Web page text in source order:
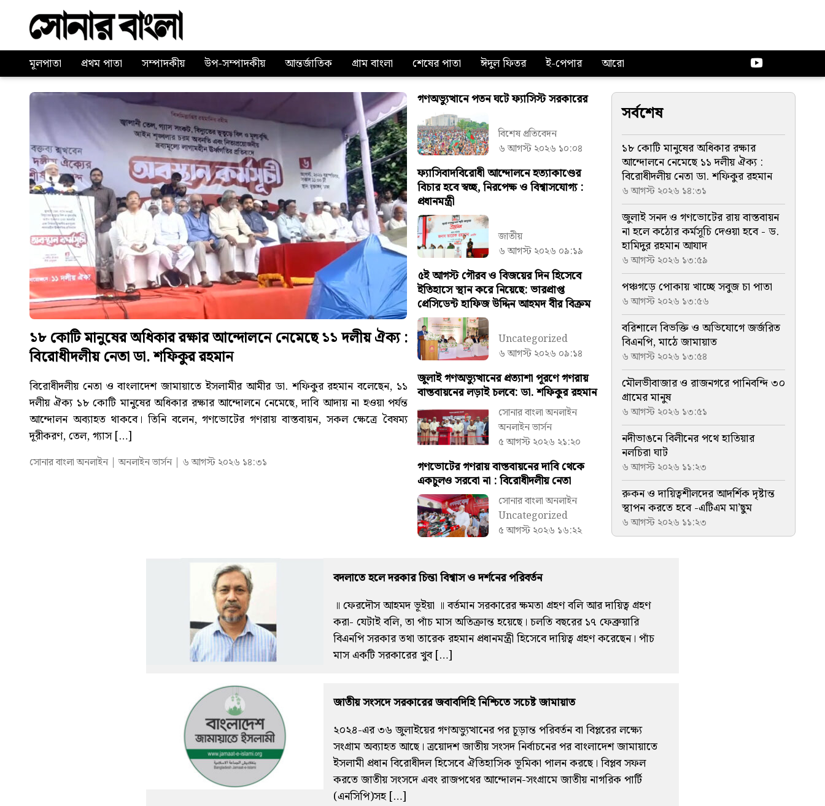
মূলপাতা প্রথম পাতা সম্পাদকীয় উপ-সম্পাদকীয় আন্তর্জাতিক গ্রাম বাংলা শেষের পাতা ঈদুল ফিতর ই-পেপার আরো
১৮ কোটি মানুষের অধিকার রক্ষার আন্দোলনে নেমেছে ১১ দলীয় ঐক্য :
বিরোধীদলীয় নেতা ডা. শফিকুর রহমান
বিরোধীদলীয় নেতা ও বাংলাদেশ জামায়াতে ইসলামীর আমীর ডা. শফিকুর রহমান বলেছেন, ১১
দলীয় ঐক্য ১৮ কোটি মানুষের অধিকার রক্ষার আন্দোলনে নেমেছে, দাবি আদায় না হওয়া পর্যন্ত
আন্দোলন অব্যাহত থাকবে। তিনি বলেন, গণভোটের গণরায় বাস্তবায়ন, সকল ক্ষেত্রে বৈষম্য
দূরীকরণ, তেল, গ্যাস […]
সোনার বাংলা অনলাইন | অনলাইন ভার্সন | ৬ আগস্ট ২০২৬ ১৪:৩১
গণঅভ্যুত্থানে পতন ঘটে ফ্যাসিস্ট সরকারের
বিশেষ প্রতিবেদন
৬ আগস্ট ২০২৬ ১০:০৪
ফ্যাসিবাদবিরোধী আন্দোলনে হত্যাকাণ্ডের
বিচার হবে স্বচ্ছ, নিরপেক্ষ ও বিশ্বাসযোগ্য :
প্রধানমন্ত্রী
জাতীয়
৬ আগস্ট ২০২৬ ০৯:১৯
৫ই আগস্ট গৌরব ও বিজয়ের দিন হিসেবে
ইতিহাসে স্থান করে নিয়েছে: ভারপ্রাপ্ত
প্রেসিডেন্ট হাফিজ উদ্দিন আহমদ বীর বিক্রম
Uncategorized
৬ আগস্ট ২০২৬ ০৯:১৪
জুলাই গণঅভ্যুত্থানের প্রত্যাশা পূরণে গণরায়
বাস্তবায়নের লড়াই চলবে: ডা. শফিকুর রহমান
সোনার বাংলা অনলাইন
অনলাইন ভার্সন
৫ আগস্ট ২০২৬ ২১:২০
গণভোটের গণরায় বাস্তবায়নের দাবি থেকে
একচুলও সরবো না : বিরোধীদলীয় নেতা
সোনার বাংলা অনলাইন
Uncategorized
৫ আগস্ট ২০২৬ ১৬:২২
সর্বশেষ
১৮ কোটি মানুষের অধিকার রক্ষার
আন্দোলনে নেমেছে ১১ দলীয় ঐক্য :
বিরোধীদলীয় নেতা ডা. শফিকুর রহমান
৬ আগস্ট ২০২৬ ১৪:৩১
জুলাই সনদ ও গণভোটের রায় বাস্তবায়ন
না হলে কঠোর কর্মসূচি দেওয়া হবে - ড.
হামিদুর রহমান আযাদ
৬ আগস্ট ২০২৬ ১৩:৫৯
পঞ্চগড়ে পোকায় খাচ্ছে সবুজ চা পাতা
৬ আগস্ট ২০২৬ ১৩:৫৬
বরিশালে বিভক্তি ও অভিযোগে জর্জরিত
বিএনপি, মাঠে জামায়াত
৬ আগস্ট ২০২৬ ১৩:৫৪
মৌলভীবাজার ও রাজনগরে পানিবন্দি ৩০
গ্রামের মানুষ
৬ আগস্ট ২০২৬ ১৩:৫১
নদীভাঙনে বিলীনের পথে হাতিয়ার
নলচিরা ঘাট
৬ আগস্ট ২০২৬ ১১:২৩
রুকন ও দায়িত্বশীলদের আদর্শিক দৃষ্টান্ত
স্থাপন করতে হবে -এটিএম মা’ছুম
৬ আগস্ট ২০২৬ ১১:২৩
বদলাতে হলে দরকার চিন্তা বিশ্বাস ও দর্শনের পরিবর্তন
॥ ফেরদৌস আহমদ ভূইয়া ॥ বর্তমান সরকারের ক্ষমতা গ্রহণ বলি আর দায়িত্ব গ্রহণ
করা- যেটাই বলি, তা পাঁচ মাস অতিক্রান্ত হয়েছে। চলতি বছরের ১৭ ফেব্রুয়ারি
বিএনপি সরকার তথা তারেক রহমান প্রধানমন্ত্রী হিসেবে দায়িত্ব গ্রহণ করেছেন। পাঁচ
মাস একটি সরকারের খুব […]
জাতীয় সংসদে সরকারের জবাবদিহি নিশ্চিতে সচেষ্ট জামায়াত
২০২৪-এর ৩৬ জুলাইয়ের গণঅভ্যুত্থানের পর চূড়ান্ত পরিবর্তন বা বিপ্লরের লক্ষ্যে
সংগ্রাম অব্যাহত আছে। ত্রয়োদশ জাতীয় সংসদ নির্বাচনের পর বাংলাদেশ জামায়াতে
ইসলামী প্রধান বিরোধীদল হিসেবে ঐতিহাসিক ভূমিকা পালন করছে। বিপ্লব সফল
করতে জাতীয় সংসদে এবং রাজপথের আন্দোলন-সংগ্রামে জাতীয় নাগরিক পার্টি
(এনসিপি)সহ […]